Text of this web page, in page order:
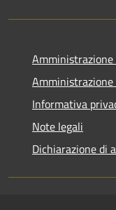
Informativa
Note legali
Dichiarazione di